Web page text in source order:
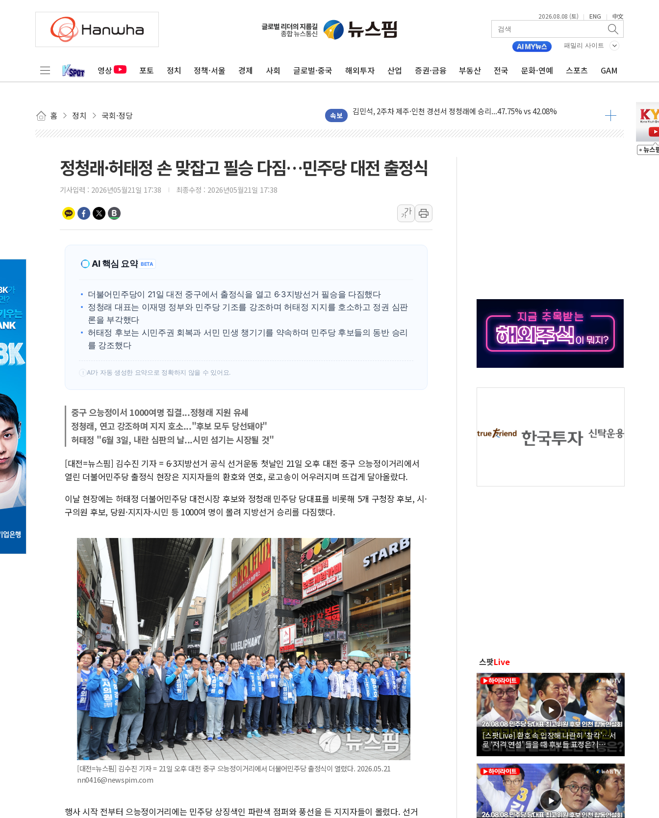
2026.08.08 (토) | ENG | 中文
패밀리 사이트
영상 포토 정치 정책·서울 경제 사회 글로벌·중국 해외투자 산업 증권·금융 부동산 전국 문화·연예 스포츠 GAM
홈 정치 국회·정당 속보
포항시 재난예산 40억 긴급 투입…고수온 양식장 복구·지원 '총력'
[종합] 김민석, 정청래에 '0.86%p' 차 재역전 성공...金 45.42% vs 鄭 44.56%
인천 합동연설회 나선 송영길·정청래·김민석 당대표 후보
인사하는 김민석 당대표 후보
[속보] 민주, 제주·인천 경선 결과 발표...김민석 47.75% 정청래 42.08%
[속보] 민주, 제주 경선 결과 발표...김민석 52.64% 정청래 39.89% 송영길 7.47%
이번주 국내 주요 금융일정(8.10~8.14)
강릉·동해·삼척 시간당 최대 50㎜ 폭우…강원 동해안 강한 비 이어져
폐기물 수거하다 참변…60대 환경미화원 수거차에 치여 사망
서울 중랑구 주택가서 흉기 난동…60대 남성 2명 숨져
李대통령 "결혼 때문에 손해 보는 일 없게"…'결혼 페널티' 22개 과제 손본다
인천 선재도 갯벌서 해루질 중 실종 60대 나흘만에 숨진 채 발견
인천서 말다툼 중 어머니 흉기 살해 10대 아들 체포
'화합' 꺼낸 김민석에 '뻔뻔' 받아친 정청래…제주 연설서 신경전 고조
정청래·허태정 손 맞잡고 필승 다짐…민주당 대전 출정식
기사입력 : 2026년05월21일 17:38 최종수정 : 2026년05월21일 17:38
가
가
AI 핵심 요약 BETA
더불어민주당이 21일 대전 중구에서 출정식을 열고 6·3지방선거 필승을 다짐했다
정청래 대표는 이재명 정부와 민주당 기조를 강조하며 허태정 지지를 호소하고 정권 심판
론을 부각했다
허태정 후보는 시민주권 회복과 서민 민생 챙기기를 약속하며 민주당 후보들의 동반 승리
를 강조했다
! AI가 자동 생성한 요약으로 정확하지 않을 수 있어요.
중구 으능정이서 1000여명 집결...정청래 지원 유세
정청래, 연고 강조하며 지지 호소..."후보 모두 당선돼야"
허태정 "6월 3일, 내란 심판의 날...시민 섬기는 시장될 것"
[대전=뉴스핌] 김수진 기자 = 6·3지방선거 공식 선거운동 첫날인 21일 오후 대전 중구 으능정이거리에서
열린 더불어민주당 출정식 현장은 지지자들의 환호와 연호, 로고송이 어우러지며 뜨겁게 달아올랐다.
이날 현장에는 허태정 더불어민주당 대전시장 후보와 정청래 민주당 당대표를 비롯해 5개 구청장 후보, 시·
구의원 후보, 당원·지지자·시민 등 1000여 명이 몰려 지방선거 승리를 다짐했다.
[대전=뉴스핌] 김수진 기자 = 21일 오후 대전 중구 으능정이거리에서 더불어민주당 출정식이 열렸다. 2026.05.21
nn0416@newspim.com
행사 시작 전부터 으능정이거리에는 민주당 상징색인 파란색 점퍼와 풍선을 든 지지자들이 몰렸다. 선거
스팟Live
[스팟Live] 환호 속 입장해 나란히 ‘찰칵’…서
로 ‘저격 연설’ 들을 때 후보들 표정은? |
26.08.08 더불어민주당 당대표·최고위원 후
보 인천 합동연설회